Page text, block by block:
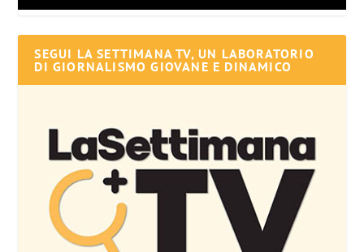
SEGUI LA SETTIMANA TV, UN LABORATORIO
DI GIORNALISMO GIOVANE E DINAMICO